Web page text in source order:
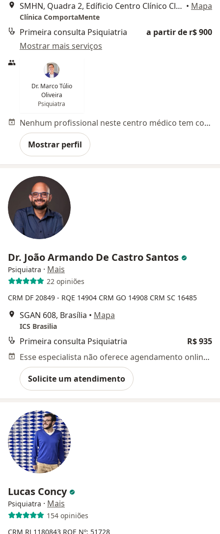
SMHN, Quadra 2, Edíficio Centro Clínico Cléo Octávio, Consultório 508 e 510, Asa Norte, Brasília, Brasília • Mapa
Clínica ComportaMente
Primeira consulta Psiquiatria
a partir de r$ 900
Mostrar mais serviços
Dr. Marco Túlio
Oliveira
Psiquiatra
Nenhum profissional neste centro médico tem consultas disponíveis
Mostrar perfil
Dr. João Armando De Castro Santos
Psiquiatra · Mais
22 opiniões
CRM DF 20849 - RQE 14904 CRM GO 14908 CRM SC 16485
SGAN 608, Brasília • Mapa
ICS Brasilia
Primeira consulta Psiquiatria
R$ 935
Esse especialista não oferece agendamento online para esse endereço.
Solicite um atendimento
Lucas Concy
Psiquiatra · Mais
154 opiniões
CRM RJ 1180843 RQE Nº: 51728